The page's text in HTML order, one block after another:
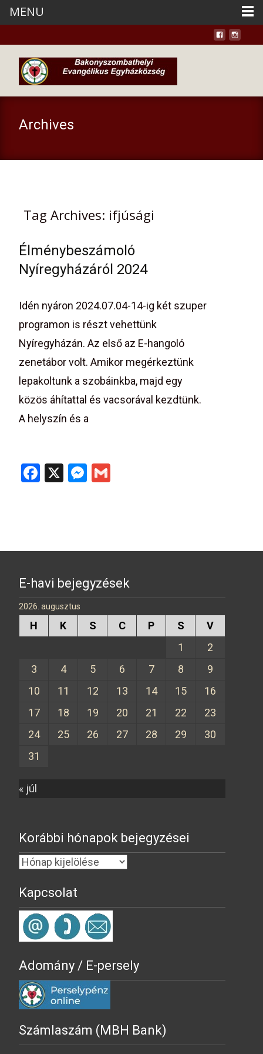
Archives
Tag Archives: ifjúsági
Élménybeszámoló
Nyíregyházáról 2024
Idén nyáron 2024.07.04-14-ig két szuper
programon is részt vehettünk
Nyíregyházán. Az első az E-hangoló
zenetábor volt. Amikor megérkeztünk
lepakoltunk a szobáinkba, majd egy
közös áhítattal és vacsorával kezdtünk.
A helyszín és a
F
o
k
X
M
g
E-havi bejegyzések
2026. augusztus
H K S C P S
V
1
2
3
4 5 6 7 8
9
10
11 12 13 14 15
16
17
18 19 20 21 22
23
24
25 26 27 28 29
30
31
« júl
Korábbi hónapok bejegyzései
Kapcsolat
Adomány / E-persely
Számlaszám (MBH Bank)
MENU